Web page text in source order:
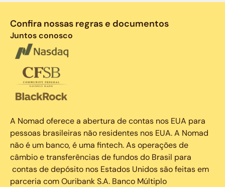
Confira nossas regras e documentos
Juntos conosco
A Nomad oferece a abertura de contas nos EUA para
pessoas brasileiras não residentes nos EUA. A Nomad
não é um banco, é uma fintech. As operações de
câmbio e transferências de fundos do Brasil para
contas de depósito nos Estados Unidos são feitas em
parceria com Ouribank S.A. Banco Múltiplo